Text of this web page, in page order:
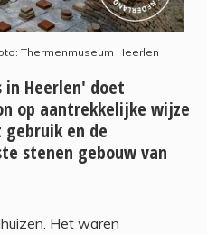
Thermenmuseum Heerlen
in Heerlen' doet
op aantrekkelijke wijze
en de
stenen gebouw van
Het waren